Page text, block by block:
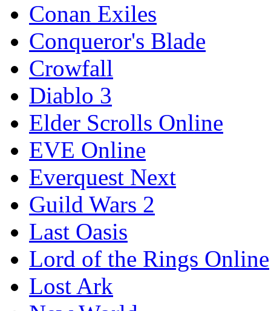
Conan Exiles
Conqueror's Blade
Crowfall
Diablo 3
Elder Scrolls Online
EVE Online
Everquest Next
Guild Wars 2
Last Oasis
Lord of the Rings Online
Lost Ark